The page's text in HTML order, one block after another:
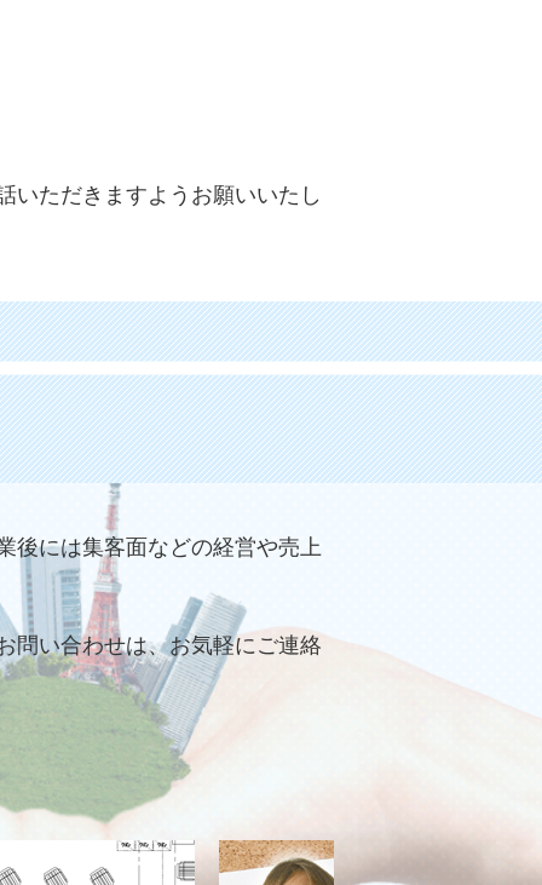
いただきますようお願いいたし
後には集客面などの経営や売上
問い合わせは、お気軽にご連絡